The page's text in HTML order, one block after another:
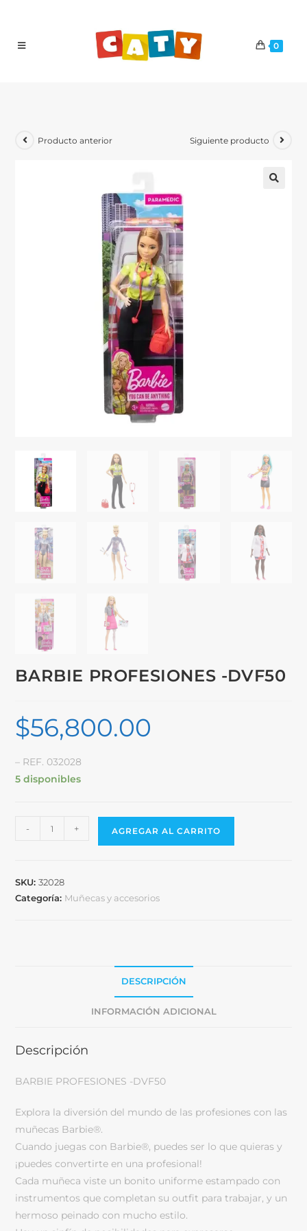
0
Producto anterior Siguiente producto
BARBIE PROFESIONES -DVF50
$56,800.00
– REF. 032028
5 disponibles
- + AGREGAR AL CARRITO
SKU:32028
Categoría: Muñecas y accesorios
DESCRIPCIÓN
INFORMACIÓN ADICIONAL
Descripción
BARBIE PROFESIONES -DVF50
Explora la diversión del mundo de las profesiones con las
muñecas Barbie®.
Cuando juegas con Barbie®, puedes ser lo que quieras y
¡puedes convertirte en una profesional!
Cada muñeca viste un bonito uniforme estampado con
instrumentos que completan su outfit para trabajar, y un
hermoso peinado con mucho estilo.